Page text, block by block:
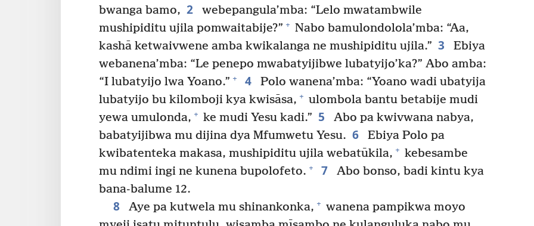
bwanga bamo, 2
webepangula’mba: “Lelo mwatambwile
mushipiditu ujila pomwaitabije?” + Nabo bamulondolola’mba: “Aa,
kashā ketwaivwene amba kwikalanga ne mushipiditu ujila.” 3
Ebiya
webanena’mba: “Le penepo mwabatyijibwe lubatyijo’ka?” Abo amba:
“I lubatyijo lwa Yoano.” + 4
Polo wanena’mba: “Yoano wadi ubatyija
lubatyijo bu kilomboji kya kwisāsa, + ulombola bantu betabije mudi
yewa umulonda, + ke mudi Yesu kadi.” 5
Abo pa kwivwana nabya,
babatyijibwa mu dijina dya Mfumwetu Yesu. 6
Ebiya Polo pa
kwibatenteka makasa, mushipiditu ujila webatūkila, + kebesambe
mu ndimi ingi ne kunena bupolofeto. + 7
Abo bonso, badi kintu kya
bana-balume 12.
8 Aye pa kutwela mu shinankonka, + wanena pampikwa moyo